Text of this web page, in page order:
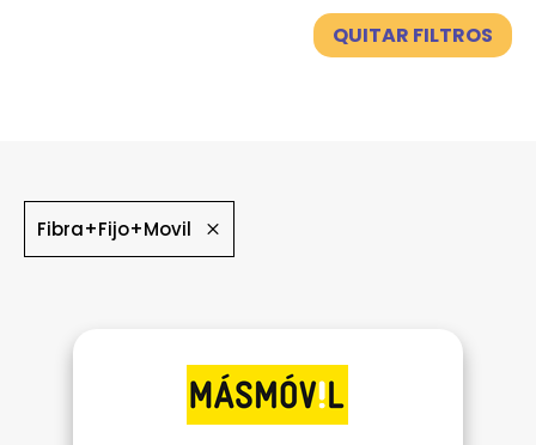
QUITAR FILTROS
Fibra+Fijo+Movil